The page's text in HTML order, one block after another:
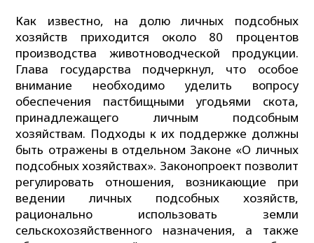
Как известно, на долю личных подсобных
хозяйств приходится около 80 процентов
производства животноводческой продукции.
Глава государства подчеркнул, что особое
внимание необходимо уделить вопросу
обеспечения пастбищными угодьями скота,
принадлежащего личным подсобным
хозяйствам. Подходы к их поддержке должны
быть отражены в отдельном Законе «О личных
подсобных хозяйствах». Законопроект позволит
регулировать отношения, возникающие при
ведении личных подсобных хозяйств,
рационально использовать земли
сельскохозяйственного назначения, а также